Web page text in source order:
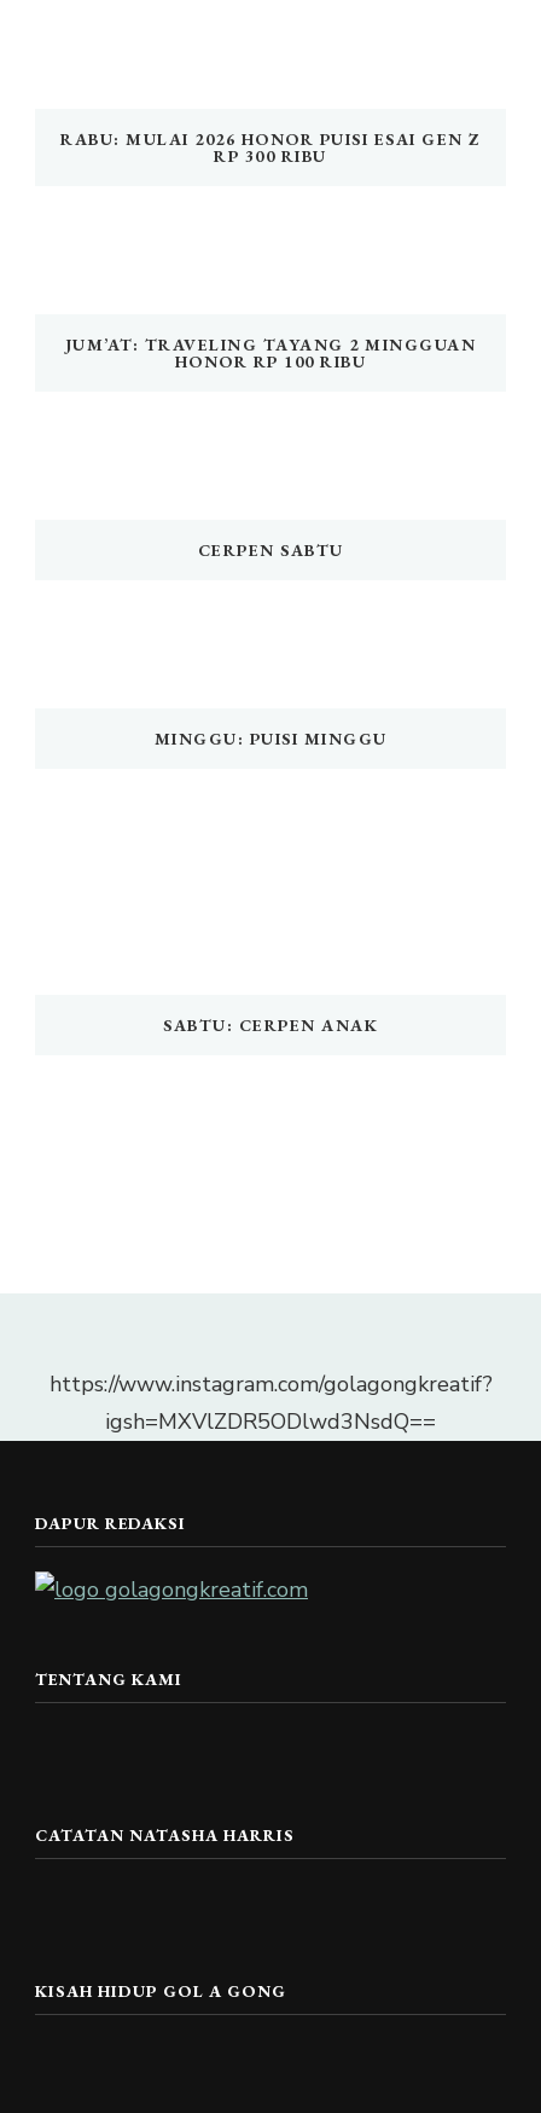
RABU: MULAI 2026 HONOR PUISI ESAI GEN Z
RP 300 RIBU
JUM’AT: TRAVELING TAYANG 2 MINGGUAN
HONOR RP 100 RIBU
CERPEN SABTU
MINGGU: PUISI MINGGU
SABTU: CERPEN ANAK
https://www.instagram.com/golagongkreatif?
igsh=MXVlZDR5ODlwd3NsdQ==
DAPUR REDAKSI
TENTANG KAMI
CATATAN NATASHA HARRIS
KISAH HIDUP GOL A GONG